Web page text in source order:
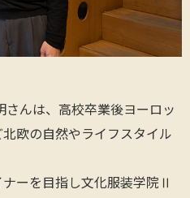
んは、高校卒業後ヨーロッ
欧の自然やライフスタイル
ーを目指し文化服装学院Ⅱ